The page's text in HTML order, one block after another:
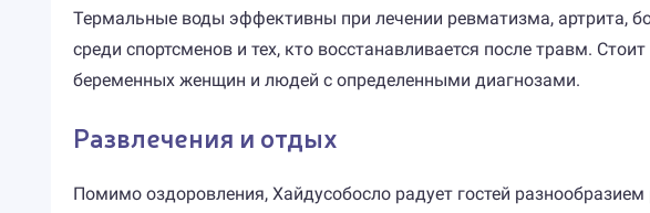
Термальные воды эффективны при лечении ревматизма, артрита,
среди спортсменов и тех, кто восстанавливается после травм.
беременных женщин и людей с определенными диагнозами.
Развлечения и отдых
Помимо оздоровления, Хайдусобосло радует гостей